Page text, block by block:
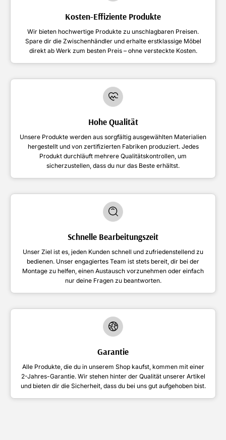
Kosten-Effiziente Produkte
Wir bieten hochwertige Produkte zu unschlagbaren Preisen.
Spare dir die Zwischenhändler und erhalte erstklassige Möbel
direkt ab Werk zum besten Preis – ohne versteckte Kosten.
Hohe Qualität
Unsere Produkte werden aus sorgfältig ausgewählten Materialien
hergestellt und von zertifizierten Fabriken produziert. Jedes
Produkt durchläuft mehrere Qualitätskontrollen, um
sicherzustellen, dass du nur das Beste erhältst.
Schnelle Bearbeitungszeit
Unser Ziel ist es, jeden Kunden schnell und zufriedenstellend zu
bedienen. Unser engagiertes Team ist stets bereit, dir bei der
Montage zu helfen, einen Austausch vorzunehmen oder einfach
nur deine Fragen zu beantworten.
Garantie
Alle Produkte, die du in unserem Shop kaufst, kommen mit einer
2-Jahres-Garantie. Wir stehen hinter der Qualität unserer Artikel
und bieten dir die Sicherheit, dass du bei uns gut aufgehoben bist.